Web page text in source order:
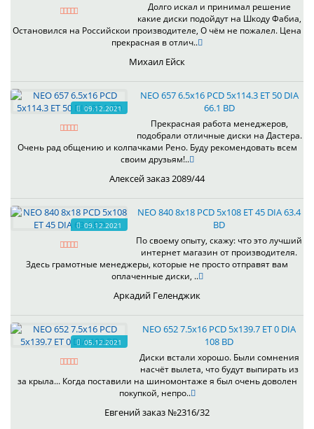
Долго искал и принимал решение
какие диски подойдут на Шкоду Фабиа,
Остановился на Российскои производителе, О чём не пожалел. Цена
прекрасная в отлич..
Михаил Ейск
09.12.2021
NEO 657 6.5x16 PCD 5x114.3 ET 50 DIA
66.1 BD
Прекрасная работа менеджеров,
подобрали отличные диски на Дастера.
Очень рад общению и колпачками Рено. Буду рекомендовать всем
своим друзьям!..
Алексей заказ 2089/44
09.12.2021
NEO 840 8x18 PCD 5x108 ET 45 DIA 63.4
BD
По своему опыту, скажу: что это лучший
интернет магазин от производителя.
Здесь грамотные менеджеры, которые не просто отправят вам
оплаченные диски, ..
Аркадий Геленджик
05.12.2021
NEO 652 7.5x16 PCD 5x139.7 ET 0 DIA
108 BD
Диски встали хорошо. Были сомнения
насчёт вылета, что будут выпирать из
за крыла... Когда поставили на шиномонтаже я был очень доволен
покупкой, непро..
Евгений заказ №2316/32